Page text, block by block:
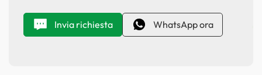
Invia richiesta WhatsApp ora